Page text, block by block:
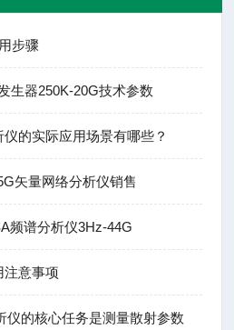
步骤
生器250K-20G技术参数
的实际应用场景有哪些？
矢量网络分析仪销售
频谱分析仪3Hz-44G
注意事项
仪的核心任务是测量散射参数